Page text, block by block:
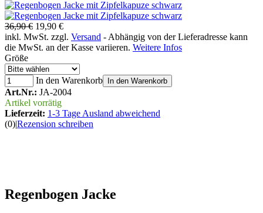
36,90 € 19,90 €
inkl. MwSt. zzgl. Versand - Abhängig von der Lieferadresse kann
die MwSt. an der Kasse variieren. Weitere Infos
Größe
In den Warenkorb In den Warenkorb
Art.Nr.: JA-2004
Artikel vorrätig
Lieferzeit: 1-3 Tage Ausland abweichend
(0)|Rezension schreiben
Regenbogen Jacke